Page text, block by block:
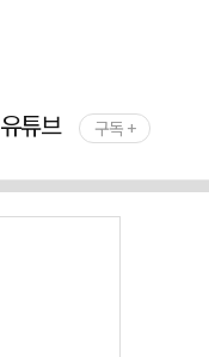
유튜브 구독 +